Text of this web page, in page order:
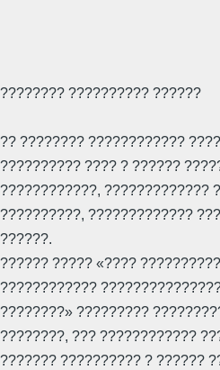
???????? ?????????? ??????
?? ???????? ????????????
?????????? ???? ? ??????
????????????, ?????????????
??????????, ?????????????
??????.
?????? ????? «????
????????????
????????» ?????????
????????, ??? ????????????
??????? ?????????? ? ??????